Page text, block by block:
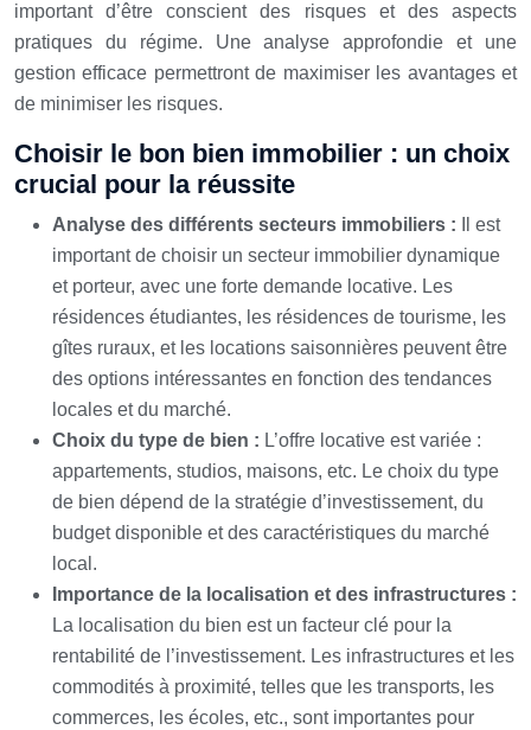
important d’être conscient des risques et des aspects
pratiques du régime. Une analyse approfondie et une
gestion efficace permettront de maximiser les avantages et
de minimiser les risques.
Choisir le bon bien immobilier : un choix
crucial pour la réussite
Analyse des différents secteurs immobiliers :
Il est
important de choisir un secteur immobilier dynamique
et porteur, avec une forte demande locative. Les
résidences étudiantes, les résidences de tourisme, les
gîtes ruraux, et les locations saisonnières peuvent être
des options intéressantes en fonction des tendances
locales et du marché.
Choix du type de bien : L’offre locative est variée :
appartements, studios, maisons, etc. Le choix du type
de bien dépend de la stratégie d’investissement, du
budget disponible et des caractéristiques du marché
local.
Importance de la localisation et des infrastructures :
La localisation du bien est un facteur clé pour la
rentabilité de l’investissement. Les infrastructures et les
commodités à proximité, telles que les transports, les
commerces, les écoles, etc., sont importantes pour